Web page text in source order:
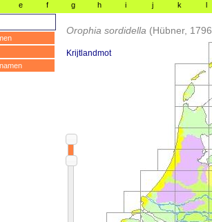
e f g h i j k l
Orophia sordidella (Hübner,
Krijtlandmot